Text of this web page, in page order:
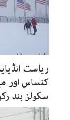
ریاست
کنساس اور
سکولز بند